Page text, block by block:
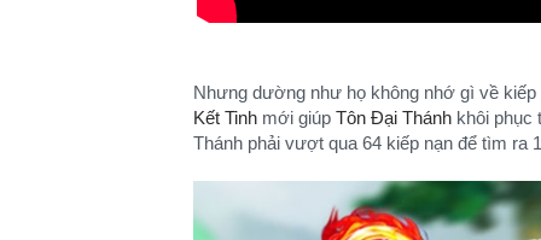
Nhưng dường như họ không nhớ gì về
Kết Tinh mới giúp Tôn Đại Thánh khôi phục
Thánh phải vượt qua 64 kiếp nạn để tìm ra